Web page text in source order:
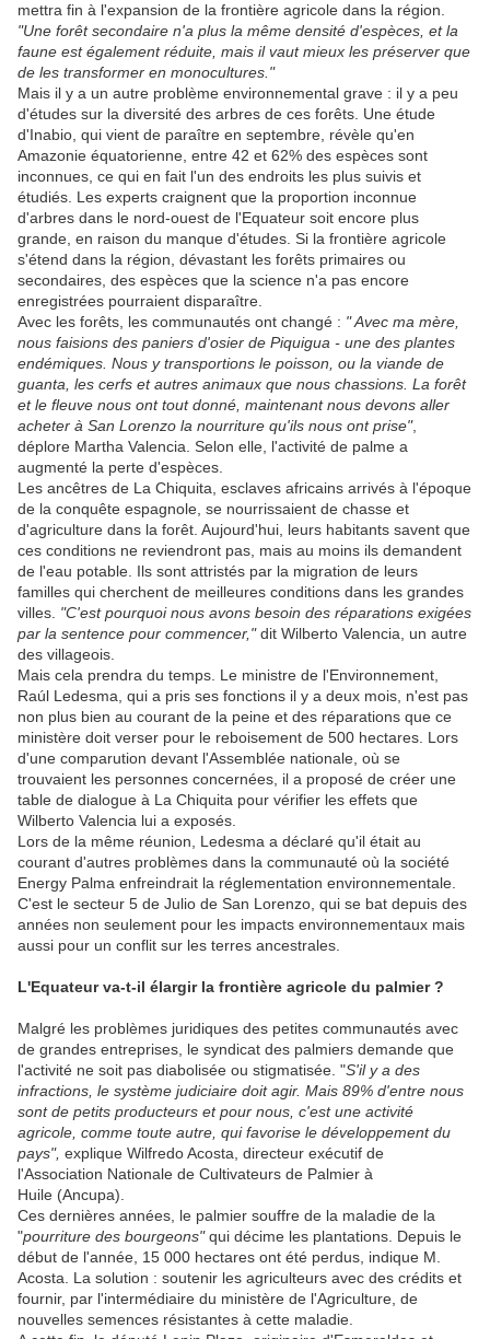
mettra fin à l'expansion de la frontière agricole dans la région.
"Une forêt secondaire n'a plus la même densité d'espèces, et la
faune est également réduite, mais il vaut mieux les préserver que
de les transformer en monocultures."
Mais il y a un autre problème environnemental grave : il y a peu
d'études sur la diversité des arbres de ces forêts. Une étude
d'Inabio, qui vient de paraître en septembre, révèle qu'en
Amazonie équatorienne, entre 42 et 62% des espèces sont
inconnues, ce qui en fait l'un des endroits les plus suivis et
étudiés. Les experts craignent que la proportion inconnue
d'arbres dans le nord-ouest de l'Equateur soit encore plus
grande, en raison du manque d'études. Si la frontière agricole
s'étend dans la région, dévastant les forêts primaires ou
secondaires, des espèces que la science n'a pas encore
enregistrées pourraient disparaître.
Avec les forêts, les communautés ont changé : " Avec ma mère,
nous faisions des paniers d'osier de Piquigua - une des plantes
endémiques. Nous y transportions le poisson, ou la viande de
guanta, les cerfs et autres animaux que nous chassions. La forêt
et le fleuve nous ont tout donné, maintenant nous devons aller
acheter à San Lorenzo la nourriture qu'ils nous ont prise",
déplore Martha Valencia. Selon elle, l'activité de palme a
augmenté la perte d'espèces.
Les ancêtres de La Chiquita, esclaves africains arrivés à l'époque
de la conquête espagnole, se nourrissaient de chasse et
d'agriculture dans la forêt. Aujourd'hui, leurs habitants savent que
ces conditions ne reviendront pas, mais au moins ils demandent
de l'eau potable. Ils sont attristés par la migration de leurs
familles qui cherchent de meilleures conditions dans les grandes
villes. "C'est pourquoi nous avons besoin des réparations exigées
par la sentence pour commencer,"dit Wilberto Valencia, un autre
des villageois.
Mais cela prendra du temps. Le ministre de l'Environnement,
Raúl Ledesma, qui a pris ses fonctions il y a deux mois, n'est pas
non plus bien au courant de la peine et des réparations que ce
ministère doit verser pour le reboisement de 500 hectares. Lors
d'une comparution devant l'Assemblée nationale, où se
trouvaient les personnes concernées, il a proposé de créer une
table de dialogue à La Chiquita pour vérifier les effets que
Wilberto Valencia lui a exposés.
Lors de la même réunion, Ledesma a déclaré qu'il était au
courant d'autres problèmes dans la communauté où la société
Energy Palma enfreindrait la réglementation environnementale.
C'est le secteur 5 de Julio de San Lorenzo, qui se bat depuis des
années non seulement pour les impacts environnementaux mais
aussi pour un conflit sur les terres ancestrales.
L'Equateur va-t-il élargir la frontière agricole du palmier ?
Malgré les problèmes juridiques des petites communautés avec
de grandes entreprises, le syndicat des palmiers demande que
l'activité ne soit pas diabolisée ou stigmatisée. "S'il y a des
infractions, le système judiciaire doit agir. Mais 89% d'entre nous
sont de petits producteurs et pour nous, c'est une activité
agricole, comme toute autre, qui favorise le développement du
pays", explique Wilfredo Acosta, directeur exécutif de
l'Association Nationale de Cultivateurs de Palmier à
Huile (Ancupa).
Ces dernières années, le palmier souffre de la maladie de la
"pourriture des bourgeons"qui décime les plantations. Depuis le
début de l'année, 15 000 hectares ont été perdus, indique M.
Acosta. La solution : soutenir les agriculteurs avec des crédits et
fournir, par l'intermédiaire du ministère de l'Agriculture, de
nouvelles semences résistantes à cette maladie.